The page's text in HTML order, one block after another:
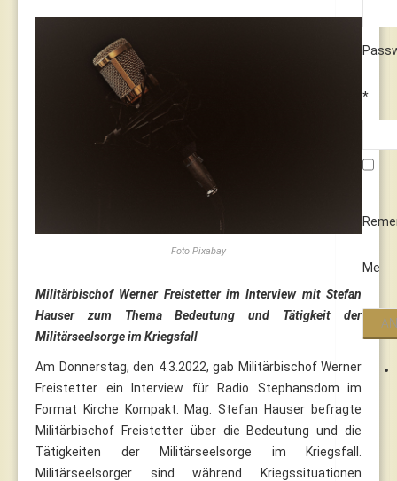
*
Me
Foto Pixabay
Militärbischof Werner Freistetter im Interview mit Stefan
Hauser zum Thema Bedeutung und Tätigkeit der
Militärseelsorge im Kriegsfall
Am Donnerstag, den 4.3.2022, gab Militärbischof Werner
Freistetter ein Interview für Radio Stephansdom im
Format Kirche Kompakt. Mag. Stefan Hauser befragte
Militärbischof Freistetter über die Bedeutung und die
Tätigkeiten der Militärseelsorge im Kriegsfall.
Militärseelsorger sind während Kriegssituationen